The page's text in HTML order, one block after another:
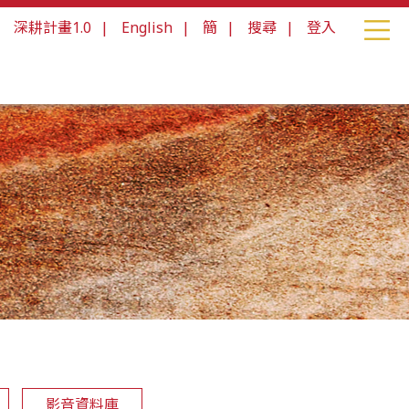
深耕計畫1.0 | English | 簡 | 搜尋 | 登入
影音資料庫